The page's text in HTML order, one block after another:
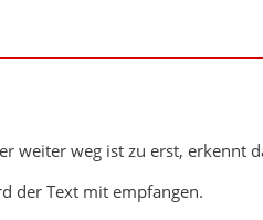
weiter weg ist zu erst, erkennt
der Text mit empfangen.